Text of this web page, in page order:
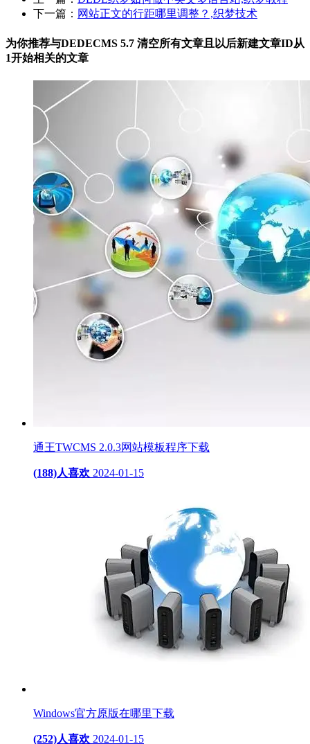
下一篇： 网站正文的行距哪里调整？,织梦技术
为你推荐与DEDECMS 5.7 清空所有文章且以后新建文章ID从
1开始相关的文章
通王TWCMS 2.0.3网站模板程序下载
(188)人喜欢 2024-01-15
Windows官方原版在哪里下载
(252)人喜欢 2024-01-15